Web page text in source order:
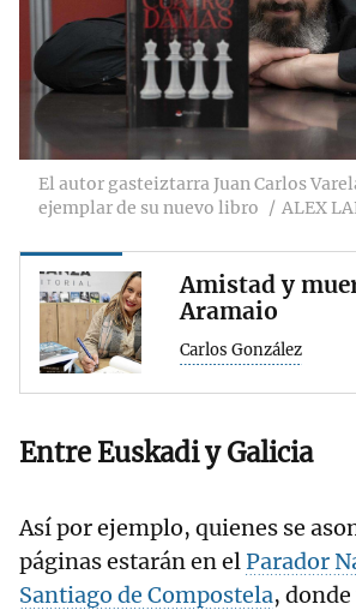
El autor gasteiztarra Juan Carlos
ejemplar de su nuevo libro
ALEX
Amistad y
Aramaio
Carlos González
Entre Euskadi y Galicia
Así por ejemplo, quienes se
páginas estarán en elParador
Santiago de Compostela,